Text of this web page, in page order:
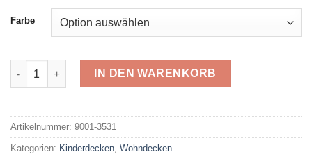
Farbe
s.Oliver Jacquard Kinderdecke 3531 Menge
IN DEN WARENKORB
Artikelnummer: 9001-3531
Kategorien: Kinderdecken Wohndecken